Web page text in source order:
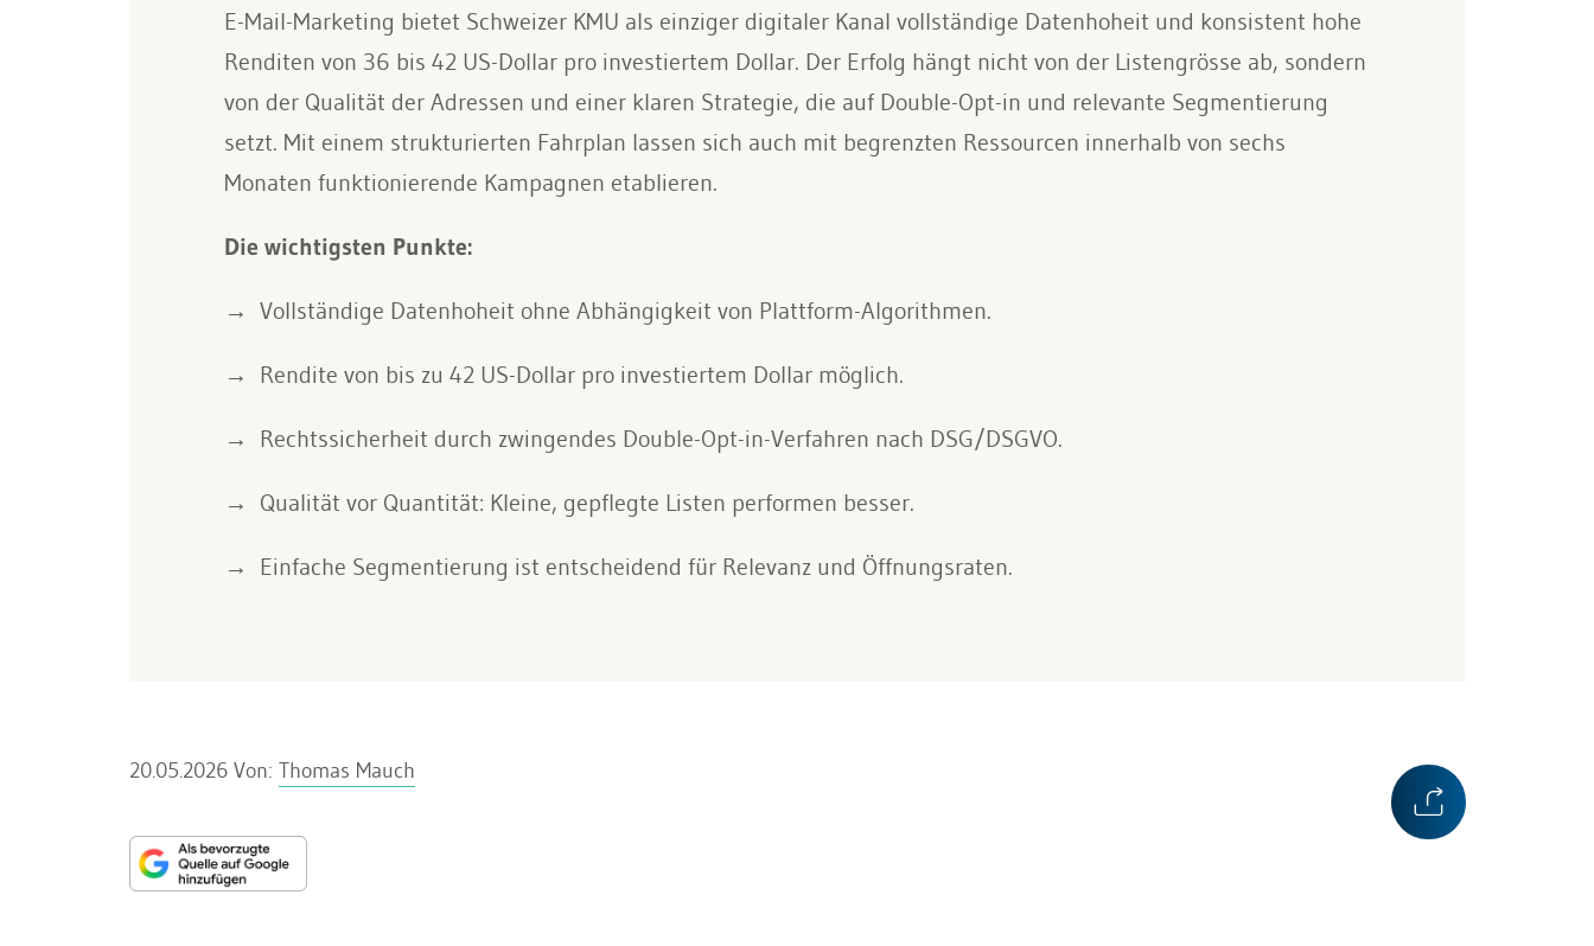
E-Mail-Marketing bietet Schweizer KMU als einziger digitaler Kanal vollständige Datenhoheit und konsistent hohe
Renditen von 36 bis 42 US-Dollar pro investiertem Dollar. Der Erfolg hängt nicht von der Listengrösse ab, sondern
von der Qualität der Adressen und einer klaren Strategie, die auf Double-Opt-in und relevante Segmentierung
setzt. Mit einem strukturierten Fahrplan lassen sich auch mit begrenzten Ressourcen innerhalb von sechs
Monaten funktionierende Kampagnen etablieren.
Die wichtigsten Punkte:
Vollständige Datenhoheit ohne Abhängigkeit von Plattform-Algorithmen.
Rendite von bis zu 42 US-Dollar pro investiertem Dollar möglich.
Rechtssicherheit durch zwingendes Double-Opt-in-Verfahren nach DSG/DSGVO.
Qualität vor Quantität: Kleine, gepflegte Listen performen besser.
Einfache Segmentierung ist entscheidend für Relevanz und Öffnungsraten.
20.05.2026 Von: Thomas Mauch